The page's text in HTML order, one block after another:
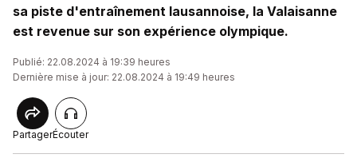
sa piste d'entraînement lausannoise, la Valaisanne
est revenue sur son expérience olympique.
Publié: 22.08.2024 à 19:39 heures
Dernière mise à jour: 22.08.2024 à 19:49 heures
PartagerÉcouter